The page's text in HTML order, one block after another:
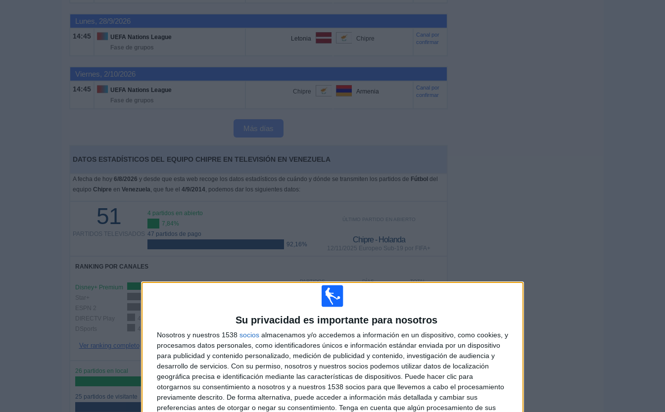
Su privacidad es importante para nosotros
Nosotros y nuestros 1538 socios almacenamos y/o accedemos a información en un dispositivo, como cookies, y
procesamos datos personales, como identificadores únicos e información estándar enviada por un dispositivo
para publicidad y contenido personalizado, medición de publicidad y contenido, investigación de audiencia y
desarrollo de servicios. Con su permiso, nosotros y nuestros socios podemos utilizar datos de localización
geográfica precisa e identificación mediante las características de dispositivos. Puede hacer clic para
otorgarnos su consentimiento a nosotros y a nuestros 1538 socios para que llevemos a cabo el procesamiento
previamente descrito. De forma alternativa, puede acceder a información más detallada y cambiar sus
preferencias antes de otorgar o negar su consentimiento. Tenga en cuenta que algún procesamiento de sus
Lunes, 28/9/2026
14:45
UEFA Nations League
Fase de grupos
Letonia Chipre
Canal por
confirmar
Viernes, 2/10/2026
14:45
UEFA Nations League
Fase de grupos
Chipre Armenia
Canal por
confirmar
Más días
DATOS ESTADÍSTICOS DEL EQUIPO CHIPRE EN TELEVISIÓN EN VENEZUELA
A fecha de hoy 6/8/2026 y desde que esta web recoge los datos estadísticos de cuándo y dónde se transmiten los partidos de Fútbol del
equipo Chipre en Venezuela, que fue el 4/9/2014, podemos dar los siguientes datos:
51
PARTIDOS TELEVISADOS
4 partidos en abierto
7,84%
47 partidos de pago
92,16%
ÚLTIMO PARTIDO EN ABIERTO
Chipre - Holanda
12/11/2025 Europeo Sub-19 por FIFA+
RANKING POR CANALES
Disney+ Premium
Star+
ESPN 2
DIRECTV Play
DSports
Ver ranking completo
TOTAL
DÍAS
GRATUÍTO
PARTIDOS
DE PAGO
26 partidos en local
50,98%
25 partidos de visitante
49,02%
TOTAL
26
RIVALES
MÁXIMO
4
VS Rumanía
TOTAL
6
COMPETICIONES